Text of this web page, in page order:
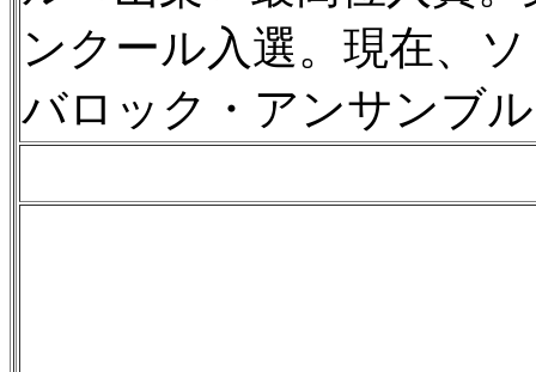
ンクール入選。現在、
バロック・アンサンブ